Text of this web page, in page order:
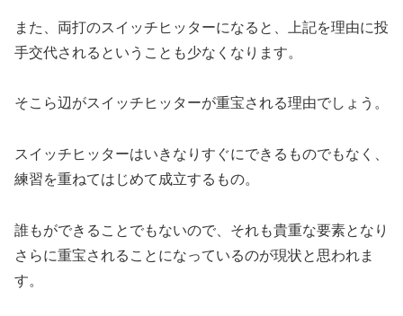
また、両打のスイッチヒッターになると、上記を理由に投
手交代されるということも少なくなります。
そこら辺がスイッチヒッターが重宝される理由でしょう。
スイッチヒッターはいきなりすぐにできるものでもなく、
練習を重ねてはじめて成立するもの。
誰もができることでもないので、それも貴重な要素となり
さらに重宝されることになっているのが現状と思われま
す。